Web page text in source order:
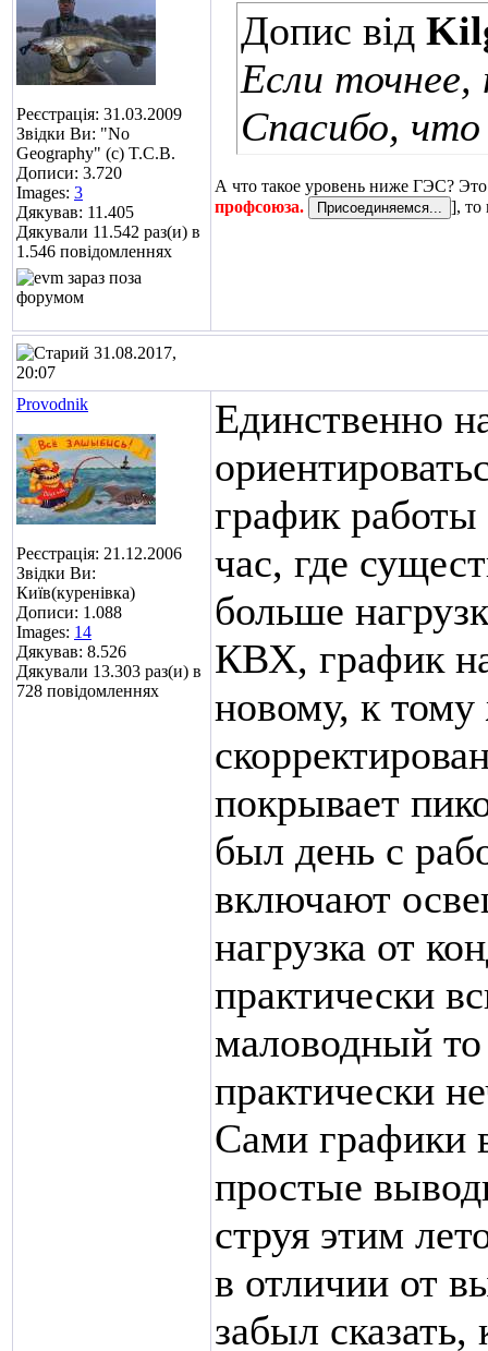
Реєстрація: 31.03.2009
Звідки Ви: "No
Geography" (c) T.C.B.
Дописи: 3.720
Images: 3
Дякував: 11.405
Дякували 11.542 раз(и) в
1.546 повідомленнях
Допис від
Если
Спасибо,
А что такое уровень ниже ГЭС?
профсоюза.
], то
31.08.2017,
20:07
Provodnik
Реєстрація: 21.12.2006
Звідки Ви:
Київ(куренівка)
Дописи: 1.088
Images: 14
Дякував: 8.526
Дякували 13.303 раз(и) в
728 повідомленнях
Единственно
график
час, где
больше
КВХ, график
новому, к
покрывает
был день с
включают
нагрузка от
практически
маловодный то
практически
Сами графики
простые
струя этим
в отличии от
забыл сказать,